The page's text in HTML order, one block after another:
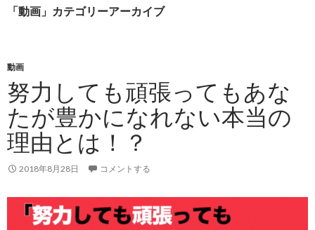
ン
キ
ッ
プ
「動画」カテゴリーアーカイブ
動画
努力しても頑張ってもあな
たが豊かになれない本当の
理由とは！？
2018年8月28日 コメントする